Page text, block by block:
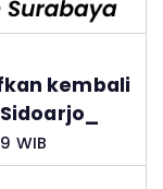
kembali
WIB